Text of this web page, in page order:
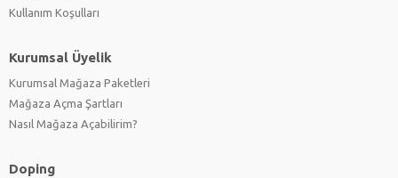
Kullanım Koşulları
Kurumsal Üyelik
Kurumsal Mağaza Paketleri
Mağaza Açma Şartları
Nasıl Mağaza Açabilirim?
Doping